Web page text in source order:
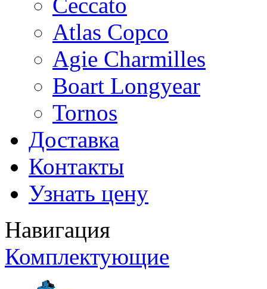
Atlas Copco
Agie Charmilles
Boart Longyear
Tornos
Доставка
Контакты
Узнать цену
Навигация
Комплектующие